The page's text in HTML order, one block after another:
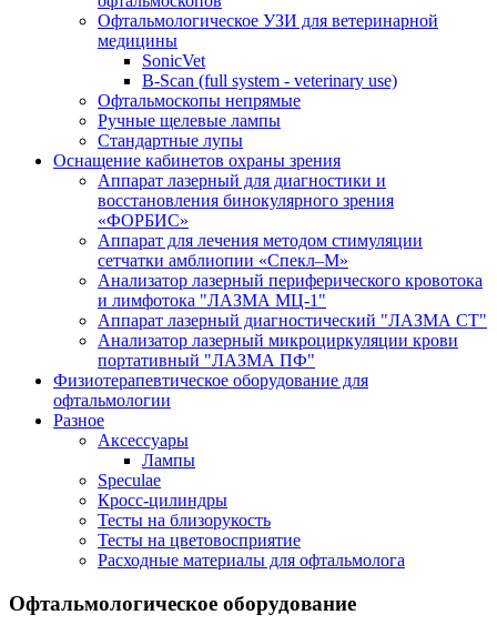
Офтальмологическое УЗИ для ветеринарной
медицины
SonicVet
B-Scan (full system - veterinary use)
Офтальмоскопы непрямые
Ручные щелевые лампы
Стандартные лупы
Оснащение кабинетов охраны зрения
Аппарат лазерный для диагностики и
восстановления бинокулярного зрения
«ФОРБИС»
Аппарат для лечения методом стимуляции
сетчатки амблиопии «Спекл–М»
Анализатор лазерный периферического кровотока
и лимфотока "ЛАЗМА МЦ-1"
Аппарат лазерный диагностический "ЛАЗМА СТ"
Анализатор лазерный микроциркуляции крови
портативный "ЛАЗМА ПФ"
Физиотерапевтическое оборудование для
офтальмологии
Разное
Аксессуары
Лампы
Speculae
Кросс-цилиндры
Тесты на близорукость
Тесты на цветовосприятие
Расходные материалы для офтальмолога
Офтальмологическое оборудование